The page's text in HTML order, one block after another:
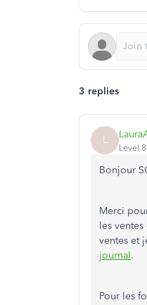
3 replies
L
Level 8
Bonjour
Merci
les
ventes et
journal.
Pour les